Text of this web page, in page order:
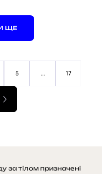
ЩЕ
5 ... 17
за тілом призначені